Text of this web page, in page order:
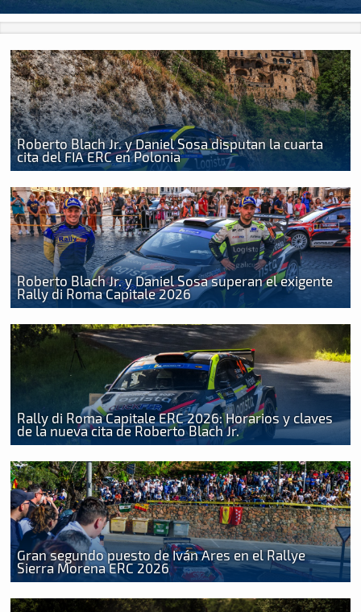
Roberto Blach Jr. y Daniel Sosa disputan la cuarta
cita del FIA ERC en Polonia
Roberto Blach Jr. y Daniel Sosa superan el exigente
Rally di Roma Capitale 2026
Rally di Roma Capitale ERC 2026: Horarios y claves
de la nueva cita de Roberto Blach Jr.
Gran segundo puesto de Iván Ares en el Rallye
Sierra Morena ERC 2026